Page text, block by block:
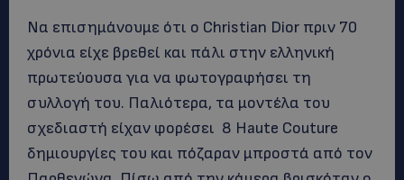
Να επισημάνουμε ότι ο Christian Dior πριν 70
χρόνια είχε βρεθεί και πάλι στην ελληνική
πρωτεύουσα για να φωτογραφήσει τη
συλλογή του. Παλιότερα, τα μοντέλα του
σχεδιαστή είχαν φορέσει 8 Haute Couture
δημιουργίες του και πόζαραν μπροστά από τον